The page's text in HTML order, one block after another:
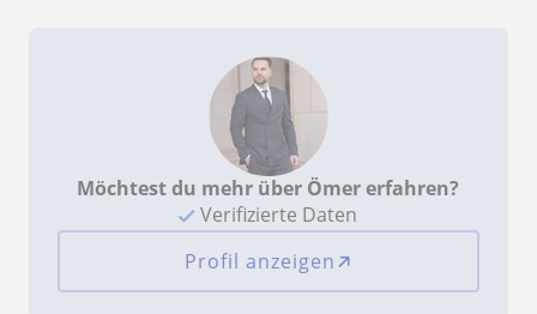
Möchtest du mehr über Ömer erfahren?
Verifizierte Daten
Profil anzeigen